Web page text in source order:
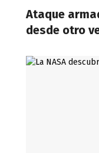
Ataque
desde otro